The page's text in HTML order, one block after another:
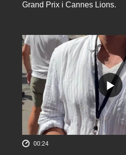
Grand Prix i Cannes Lions.
00:24